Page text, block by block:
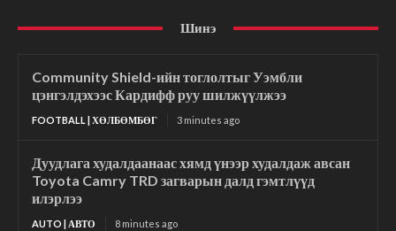
Шинэ
Community Shield-ийн тоглолтыг Уэмбли
цэнгэлдэхээс Кардифф руу шилжүүлжээ
FOOTBALL | ХӨЛБӨМБӨГ 3 minutes ago
Дуудлага худалдаанаас хямд үнээр худалдаж авсан
Toyota Camry TRD загварын далд гэмтлүүд
илэрлээ
AUTO | АВТО 8 minutes ago